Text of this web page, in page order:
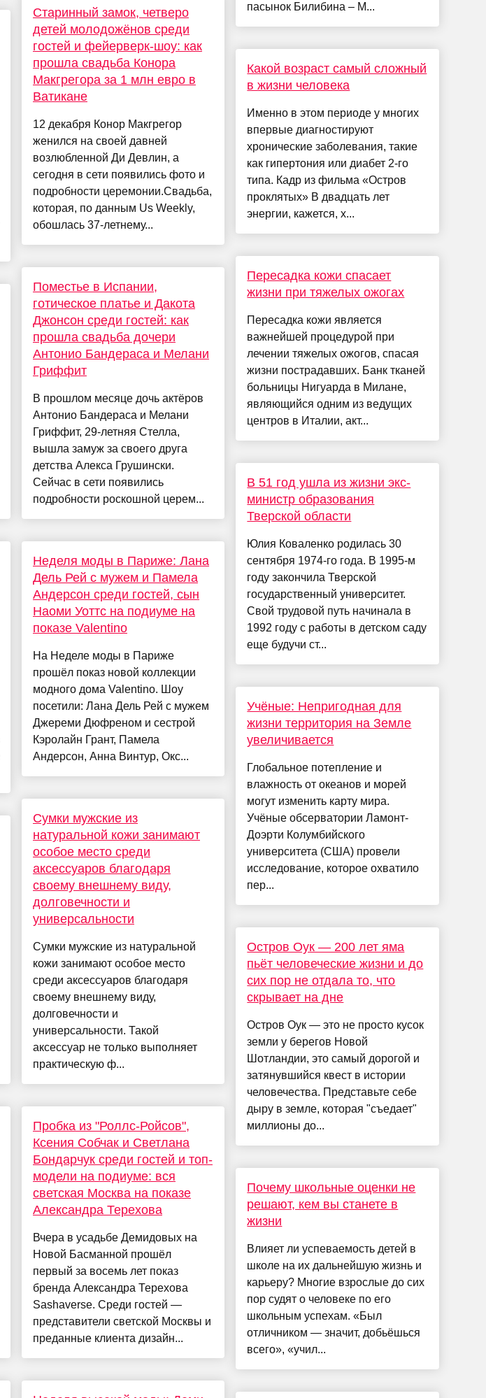
Старинный замок, четверо
детей молодожёнов среди
гостей и фейерверк-шоу: как
прошла свадьба Конора
Макгрегора за 1 млн евро в
Ватикане
12 декабря Конор Макгрегор
женился на своей давней
возлюбленной Ди Девлин, а
сегодня в сети появились фото и
подробности церемонии.Свадьба,
которая, по данным Us Weekly,
обошлась 37-летнему...
Поместье в Испании,
готическое платье и Дакота
Джонсон среди гостей: как
прошла свадьба дочери
Антонио Бандераса и Мелани
Гриффит
В прошлом месяце дочь актёров
Антонио Бандераса и Мелани
Гриффит, 29-летняя Стелла,
вышла замуж за своего друга
детства Алекса Грушински.
Сейчас в сети появились
подробности роскошной церем...
Неделя моды в Париже: Лана
Дель Рей с мужем и Памела
Андерсон среди гостей, сын
Наоми Уоттс на подиуме на
показе Valentino
На Неделе моды в Париже
прошёл показ новой коллекции
модного дома Valentino. Шоу
посетили: Лана Дель Рей с мужем
Джереми Дюфреном и сестрой
Кэролайн Грант, Памела
Андерсон, Анна Винтур, Окс...
Сумки мужские из
натуральной кожи занимают
особое место среди
аксессуаров благодаря
своему внешнему виду,
долговечности и
универсальности
Сумки мужские из натуральной
кожи занимают особое место
среди аксессуаров благодаря
своему внешнему виду,
долговечности и
универсальности. Такой
аксессуар не только выполняет
практическую ф...
Пробка из "Роллс-Ройсов",
Ксения Собчак и Светлана
Бондарчук среди гостей и топ-
модели на подиуме: вся
светская Москва на показе
Александра Терехова
Вчера в усадьбе Демидовых на
Новой Басманной прошёл
первый за восемь лет показ
бренда Александра Терехова
Sashaverse. Среди гостей —
представители светской Москвы и
преданные клиента дизайн...
пасынок Билибина – М...
Какой возраст самый сложный
в жизни человека
Именно в этом периоде у многих
впервые диагностируют
хронические заболевания, такие
как гипертония или диабет 2-го
типа. Кадр из фильма «Остров
проклятых» В двадцать лет
энергии, кажется, х...
Пересадка кожи спасает
жизни при тяжелых ожогах
Пересадка кожи является
важнейшей процедурой при
лечении тяжелых ожогов, спасая
жизни пострадавших. Банк тканей
больницы Нигуарда в Милане,
являющийся одним из ведущих
центров в Италии, акт...
В 51 год ушла из жизни экс-
министр образования
Тверской области
Юлия Коваленко родилась 30
сентября 1974-го года. В 1995-м
году закончила Тверской
государственный университет.
Свой трудовой путь начинала в
1992 году с работы в детском саду
еще будучи ст...
Учёные: Непригодная для
жизни территория на Земле
увеличивается
Глобальное потепление и
влажность от океанов и морей
могут изменить карту мира.
Учёные обсерватории Ламонт-
Доэрти Колумбийского
университета (США) провели
исследование, которое охватило
пер...
Остров Оук — 200 лет яма
пьёт человеческие жизни и до
сих пор не отдала то, что
скрывает на дне
Остров Оук — это не просто кусок
земли у берегов Новой
Шотландии, это самый дорогой и
затянувшийся квест в истории
человечества. Представьте себе
дыру в земле, которая "съедает"
миллионы до...
Почему школьные оценки не
решают, кем вы станете в
жизни
Влияет ли успеваемость детей в
школе на их дальнейшую жизнь и
карьеру? Многие взрослые до сих
пор судят о человеке по его
школьным успехам. «Был
отличником — значит, добьёшься
всего», «учил...